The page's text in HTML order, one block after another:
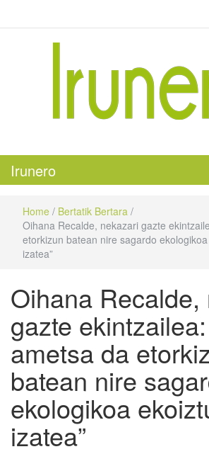
Irunero
Home / Bertatik Bertara /
Oihana Recalde, nekazari gazte
etorkizun batean nire sagardo
izatea”
Oihana Recalde,
gazte
ametsa da
batean nire
ekologikoa
izatea”